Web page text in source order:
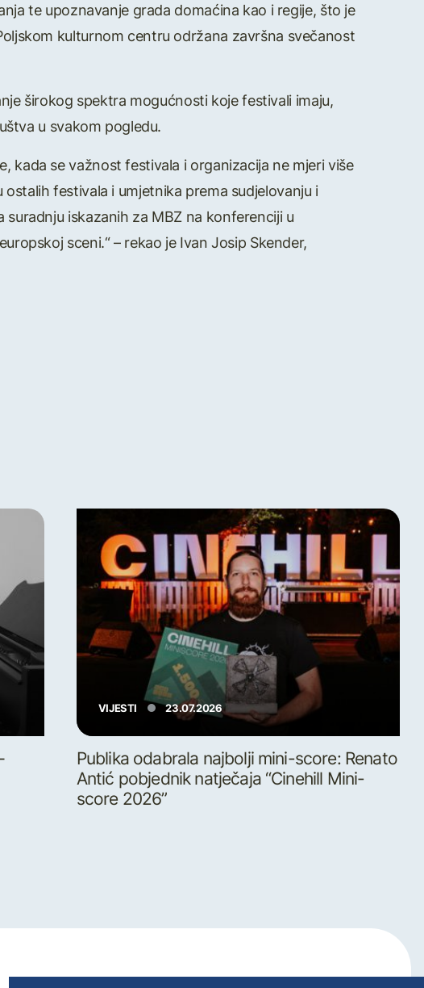
te upoznavanje grada domaćina kao i regije, što je
kulturnom centru održana završna svečanost
širokog spektra mogućnosti koje festivali imaju,
u svakom pogledu.
kada se važnost festivala i organizacija ne mjeri više
festivala i umjetnika prema sudjelovanju i
iskazanih za MBZ na konferenciji u
sceni.“ – rekao je Ivan Josip Skender,
VIJESTI 23.07.2026
Publika odabrala najbolji mini-score: Renato
Antić pobjednik natječaja “Cinehill Mini-
score 2026”